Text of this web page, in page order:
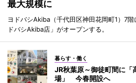
最大規模に
ヨドバシAkiba（千代田区神田花岡町1）7
ドバシAkiba店」がオープンする。
暮らす・働く
JR秋葉原～御徒町間に「
場」 今春開設へ